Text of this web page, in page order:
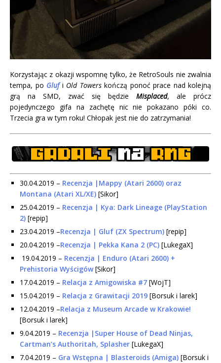
Korzystając z okazji wspomnę tylko, że RetroSouls nie zwalnia
tempa, po Gluf i Old Towerskończą ponoć prace nad kolejną
grą na SMD, zwać się będzie
Misplaced, ale prócz
pojedynczego gifa na zachętę nic nie pokazano póki co.
Trzecia gra w tym roku! Chłopak jest nie do zatrzymania!
30.04.2019 – Recenzja |Mappy (Atari 2600) oraz
Montana (Atari XL/XE) [Sikor]
25.04.2019 – Recenzja | Kya: Dark Lineage (PlayStation
2) [repip]
23.04.2019 –Recenzja | Gluf (ZX Spectrum) [repip]
20.04.2019 –Recenzja | Pekka Kana 2 (PC) [LukegaX]
19.04.2019 – Recenzja | Enduro (Atari 2600) +
Prehistoria Wyścigów [Sikor]
17.04.2019 – Relacja z Amigowiska #7 [WojT]
15.04.2019 – Relacja z Grawitacji 2019 [Borsuk i larek]
12.04.2019 –Relacja z Museum Arcade w Krakowie!
[Borsuk i larek]
9.04.2019 – Recenzja |Super House of Dead Ninjas,
Cartman’s Authoritah, Splasher [LukegaX]
7.04.2019 – Gra Wstępna | Blasteroids (Amiga) [Borsuk i